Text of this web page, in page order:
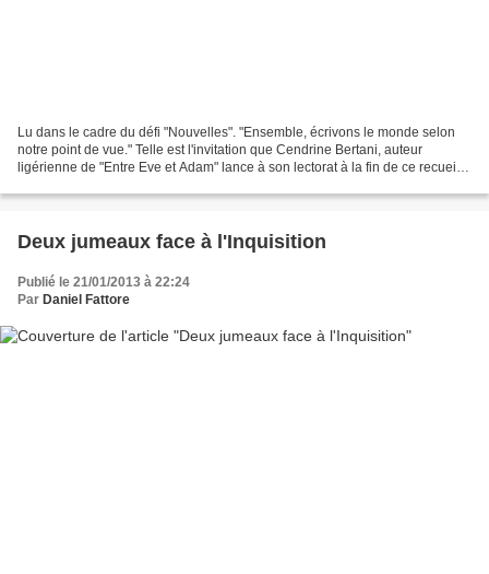
Lu dans le cadre du défi "Nouvelles". "Ensemble, écrivons le monde selon
notre point de vue." Telle est l'invitation que Cendrine Bertani, auteur
ligérienne de "Entre Eve et Adam" lance à son lectorat à la fin de ce recueil
Deux jumeaux face à l'Inquisition
Publié le 21/01/2013 à 22:24
Par Daniel Fattore